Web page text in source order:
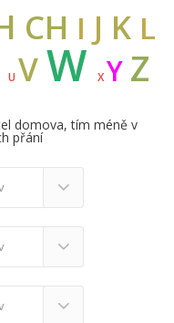
CH I J K L
U VWXY Z
domova, tím méně v
přání